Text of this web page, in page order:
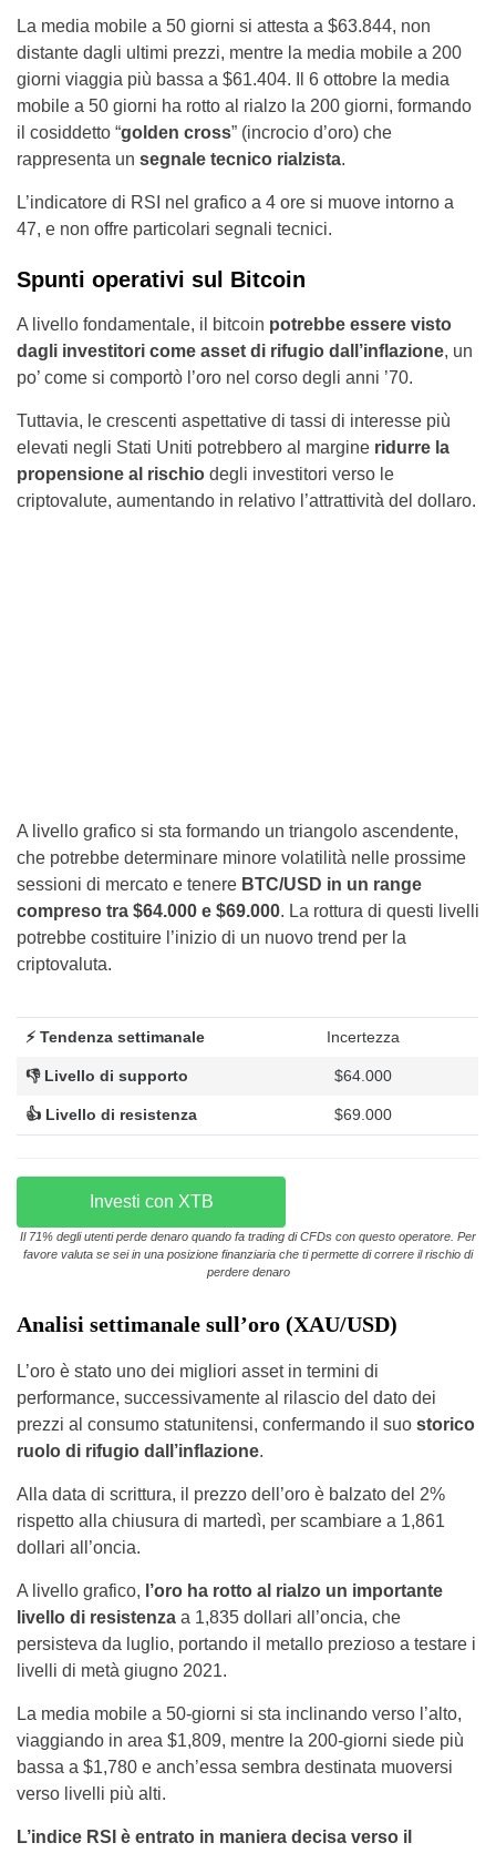
La media mobile a 50 giorni si attesta a $63.844, non
distante dagli ultimi prezzi, mentre la media mobile a 200
giorni viaggia più bassa a $61.404. Il 6 ottobre la media
mobile a 50 giorni ha rotto al rialzo la 200 giorni, formando
il cosiddetto “golden cross” (incrocio d’oro) che
rappresenta un segnale tecnico rialzista.
L’indicatore di RSI nel grafico a 4 ore si muove intorno a
47, e non offre particolari segnali tecnici.
Spunti operativi sul Bitcoin
A livello fondamentale, il bitcoin potrebbe essere visto
dagli investitori come asset di rifugio dall’inflazione, un
po’ come si comportò l’oro nel corso degli anni ’70.
Tuttavia, le crescenti aspettative di tassi di interesse più
elevati negli Stati Uniti potrebbero al margine ridurre la
propensione al rischio degli investitori verso le
criptovalute, aumentando in relativo l’attrattività del dollaro.
A livello grafico si sta formando un triangolo ascendente,
che potrebbe determinare minore volatilità nelle prossime
sessioni di mercato e tenere BTC/USD in un range
compreso tra $64.000 e $69.000. La rottura di questi livelli
potrebbe costituire l’inizio di un nuovo trend per la
criptovaluta.
⚡ Tendenza settimanale Incertezza
👎 Livello di supporto $64.000
👍 Livello di resistenza $69.000
Investi con XTB
Il 71% degli utenti perde denaro quando fa trading di CFDs con questo operatore. Per
favore valuta se sei in una posizione finanziaria che ti permette di correre il rischio di
perdere denaro
Analisi settimanale sull’oro (XAU/USD)
L’oro è stato uno dei migliori asset in termini di
performance, successivamente al rilascio del dato dei
prezzi al consumo statunitensi, confermando il suo storico
ruolo di rifugio dall’inflazione.
Alla data di scrittura, il prezzo dell’oro è balzato del 2%
rispetto alla chiusura di martedì, per scambiare a 1,861
dollari all’oncia.
A livello grafico, l’oro ha rotto al rialzo un importante
livello di resistenza a 1,835 dollari all’oncia, che
persisteva da luglio, portando il metallo prezioso a testare i
livelli di metà giugno 2021.
La media mobile a 50-giorni si sta inclinando verso l’alto,
viaggiando in area $1,809, mentre la 200-giorni siede più
bassa a $1,780 e anch’essa sembra destinata muoversi
verso livelli più alti.
L’indice RSI è entrato in maniera decisa verso il